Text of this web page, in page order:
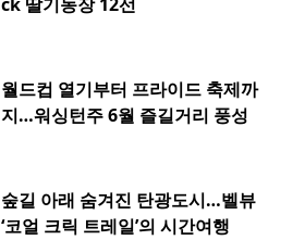
월드컵 열기부터 프라이드 축제까
지…워싱턴주 6월 즐길거리 풍성
숲길 아래 숨겨진 탄광도시…벨뷰
‘코얼 크릭 트레일’의 시간여행